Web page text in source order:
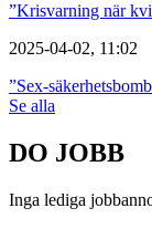
”Krisvarning när
2025-04-02, 11:02
”Sex-
Se alla
DO JOBB
Inga lediga